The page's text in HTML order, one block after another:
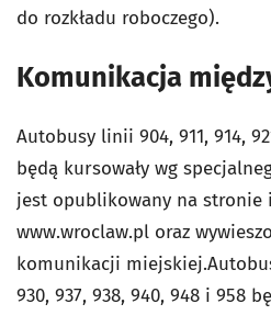
do rozkładu roboczego).
Komunikacja
Autobusy linii 904, 911, 914,
będą kursowały wg
jest opublikowany na stronie
www.wroclaw.pl oraz
komunikacji
930, 937, 938, 940, 948 i 958